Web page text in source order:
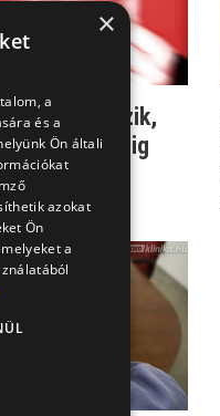
Sokan hiszik,
pedig
×
a
és a
Ön általi
azokat
Ön
a